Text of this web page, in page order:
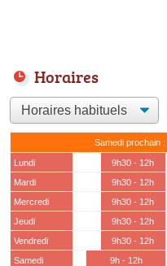
Horaires
Samedi prochain :
Lundi 9h30 - 12h
Mardi
9h30 - 12h
Mercredi
9h30 - 12h
Jeudi
9h30 - 12h
Vendredi
9h30 - 12h
Samedi
9h - 12h